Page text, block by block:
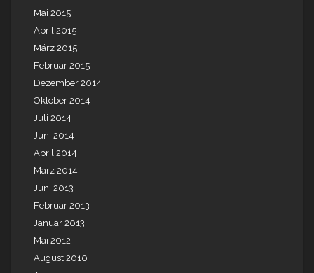
Mai 2015
April 2015
März 2015
Februar 2015
Dezember 2014
Oktober 2014
Juli 2014
Juni 2014
April 2014
März 2014
Juni 2013
Februar 2013
Januar 2013
Mai 2012
August 2010